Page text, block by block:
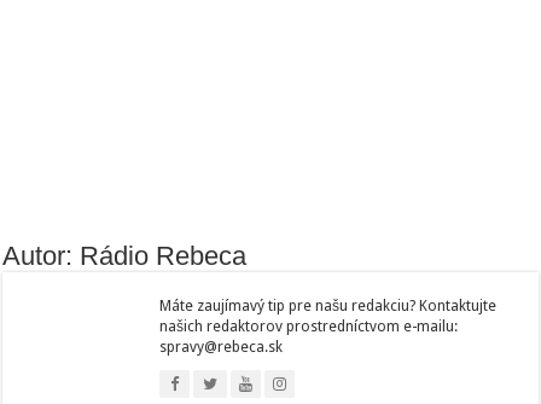
Autor: Rádio Rebeca
Máte zaujímavý tip pre našu redakciu? Kontaktujte
našich redaktorov prostredníctvom e-mailu:
spravy@rebeca.sk